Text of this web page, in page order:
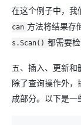
在这个例子中，我
can 方法将结果存
s.Scan() 都需要检
五、插入、更新和
除了查询操作外，
成部分。以下是一